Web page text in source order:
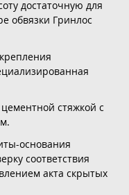
достаточную для
обвязки Гринлос
стяжкой с
основания
соответствия
акта скрытых